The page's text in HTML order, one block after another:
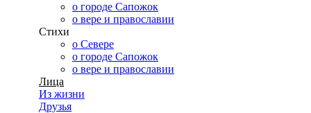
о городе Сапожок
о вере и православии
Стихи
о Севере
о городе Сапожок
о вере и православии
Лица
Из жизни
Друзья